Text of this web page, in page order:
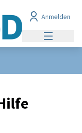
Anmelden